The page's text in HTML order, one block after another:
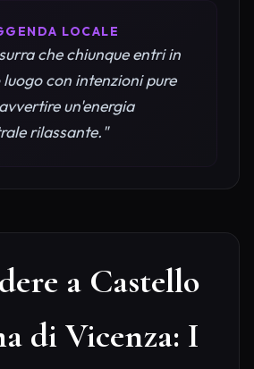
LOCALE
che chiunque entri in
luogo con intenzioni pure
un'energia
rilassante."
a Castello
di Vicenza: I